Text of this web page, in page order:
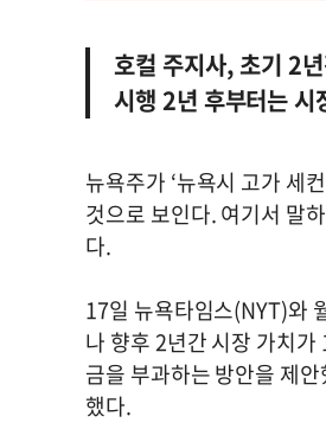
호컬 주지사, 초기 2
시행 2년 후부터는 시
뉴욕주가 ‘뉴욕시 고가 세
것으로 보인다. 여기서 말
다.
17일 뉴욕타임스(NYT)와
나 향후 2년간 시장 가치
금을 부과하는 방안을 제
했다.